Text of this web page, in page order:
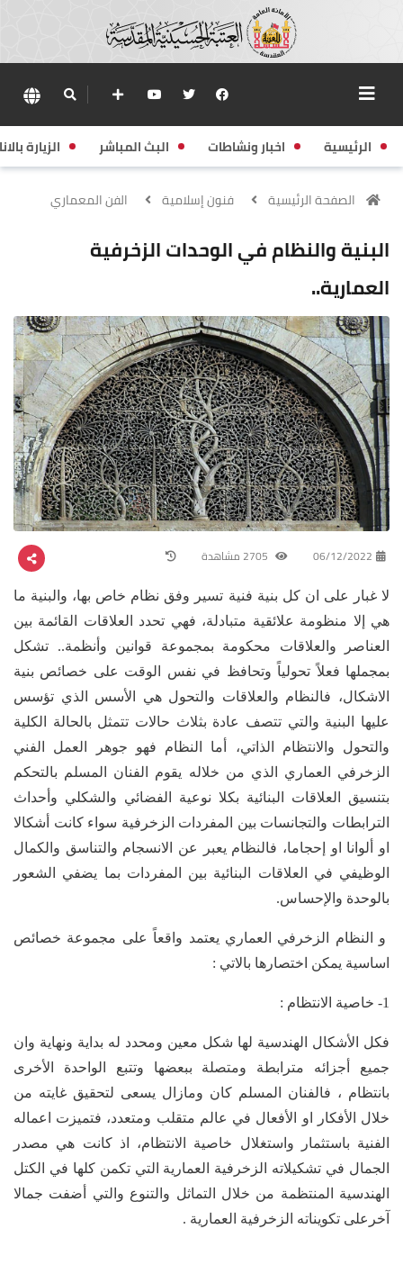
الرئيسية اخبار ونشاطات البث المباشر الزيارة
الصفحة الرئيسية فنون إسلامية الفن المعماري
البنية والنظام في الوحدات الزخرفية
العمارية..
06/12/2022
لا غبار على ان كل بنية فنية تسير وفق نظام خاص بها، والبنية ما
هي إلا منظومة علائقية متبادلة، فهي تحدد العلاقات القائمة بين
العناصر والعلاقات محكومة بمجموعة قوانين وأنظمة.. تشكل
بمجملها فعلاً تحولياً وتحافظ في نفس الوقت على خصائص بنية
الاشكال، فالنظام والعلاقات والتحول هي الأسس الذي تؤسس
عليها البنية والتي تتصف عادة بثلاث حالات تتمثل بالحالة الكلية
والتحول والانتظام الذاتي، أما النظام فهو جوهر العمل الفني
الزخرفي العماري الذي من خلاله يقوم الفنان المسلم بالتحكم
بتنسيق العلاقات البنائية بكلا نوعية الفضائي والشكلي وأحداث
الترابطات والتجانسات بين المفردات الزخرفية سواء كانت أشكالا
او ألوانا او إحجاما، فالنظام يعبر عن الانسجام والتناسق والكمال
الوظيفي في العلاقات البنائية بين المفردات بما يضفي الشعور
بالوحدة والإحساس.
و النظام الزخرفي العماري يعتمد واقعاً على مجموعة خصائص
اساسية يمكن اختصارها بالاتي :
1- خاصية الانتظام :
فكل الأشكال الهندسية لها شكل معين ومحدد له بداية ونهاية وان
جميع أجزائه مترابطة ومتصلة ببعضها وتتبع الواحدة الأخرى
بانتظام ، فالفنان المسلم كان ومازال يسعى لتحقيق غايته من
خلال الأفكار او الأفعال في عالم متقلب ومتعدد، فتميزت اعماله
الفنية باستثمار واستغلال خاصية الانتظام، اذ كانت هي مصدر
الجمال في تشكيلاته الزخرفية العمارية التي تكمن كلها في الكتل
الهندسية المنتظمة من خلال التماثل والتنوع والتي أضفت جمالا
آخرعلى تكويناته الزخرفية العمارية .